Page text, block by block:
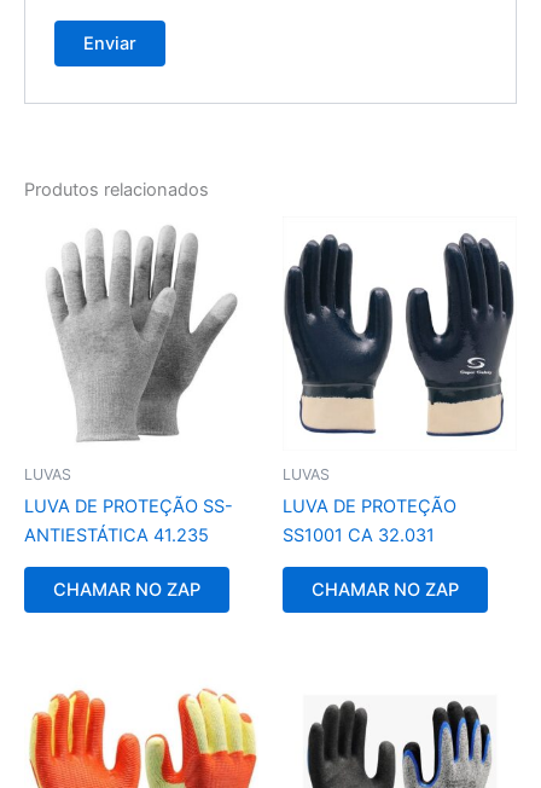
Produtos relacionados
LUVAS
LUVA DE PROTEÇÃO SS-
ANTIESTÁTICA 41.235
CHAMAR NO ZAP
LUVAS
LUVA DE PROTEÇÃO
SS1001 CA 32.031
CHAMAR NO ZAP